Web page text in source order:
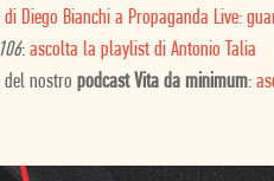
Diego Bianchi a Propaganda Live:
: ascolta la playlist di Antonio Talia
del nostro podcast Vita da minimum: